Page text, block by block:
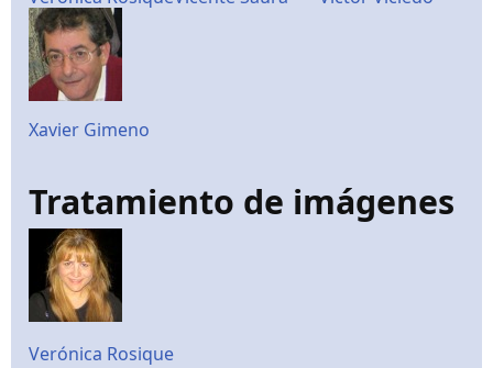
Xavier Gimeno
Tratamiento de imágenes
Verónica Rosique